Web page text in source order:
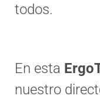
todos.
En esta
nuestro